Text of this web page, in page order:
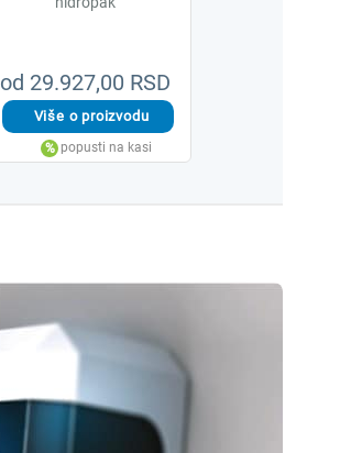
od 29.927,00 RSD